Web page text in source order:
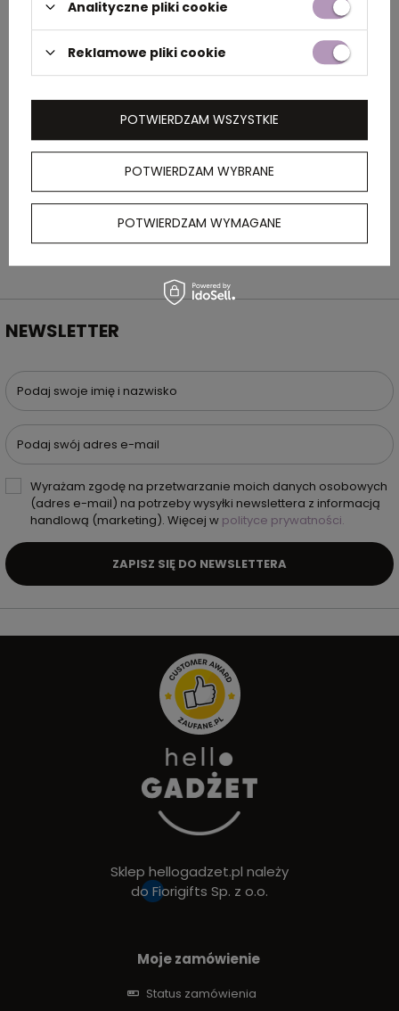
OPIS
regulowanym paskiem.
NEWSLETTER
Podaj swoje imię i nazwisko
Podaj swój adres e-mail
Wyrażam zgodę na przetwarzanie moich danych osobowych
(adres e-mail) na potrzeby wysyłki newslettera z informacją
handlową (marketing). Więcej w polityce prywatności.
ZAPISZ SIĘ DO NEWSLETTERA
Sklep hellogadzet.pl należy
do Fiorigifts Sp. z o.o.
Moje zamówienie
Status zamówienia
Analityczne pliki cookie
Reklamowe pliki cookie
POTWIERDZAM WYBRANE
POTWIERDZAM WYMAGANE
POTWIERDZAM WSZYSTKIE